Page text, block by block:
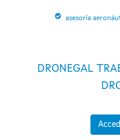
asesoría
DRONEGAL